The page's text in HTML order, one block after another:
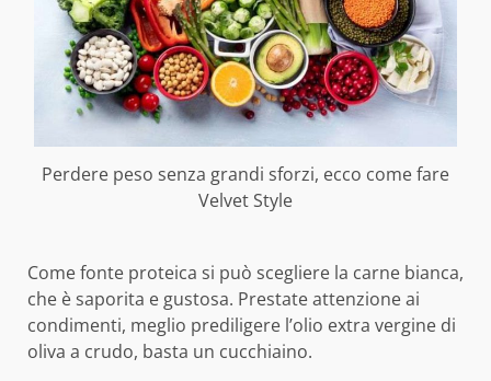
Perdere peso senza grandi sforzi, ecco come fare
Velvet Style
Come fonte proteica si può scegliere la carne bianca,
che è saporita e gustosa. Prestate attenzione ai
condimenti, meglio prediligere l’olio extra vergine di
oliva a crudo, basta un cucchiaino.